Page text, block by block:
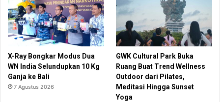
X-Ray Bongkar Modus Dua
WN India Selundupkan 10 Kg
Ganja ke Bali
7 Agustus 2026
GWK Cultural Park Buka
Ruang Buat Trend Wellness
Outdoor dari Pilates,
Meditasi Hingga Sunset
Yoga